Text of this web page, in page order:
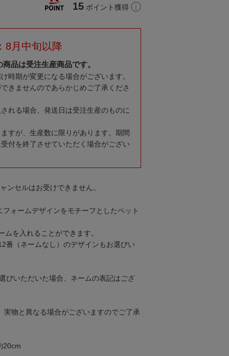
15 ポイント獲得
8月中旬以降
商品は受注生産商品です。
時期が変更になる場合がございます。
きませんのであらかじめご了承くださ
れる場合、発送日は受注生産のものに
すが、生産数に限りがあります。期間
付を終了させていただく場合がござい
ンセルはお受けできません。
ォームデザインをモチーフとしたペット
ムを入れることができます。
番（ネームなし）のデザインもお選びい
びいただいた場合、ネームの表記はござ
物と異なる場合がございますのでご了承
20cm